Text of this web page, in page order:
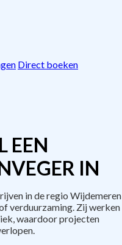
Direct boeken
EEN
IN
in de regio Wijdemeren
verduurzaming. Zij werken
waardoor projecten